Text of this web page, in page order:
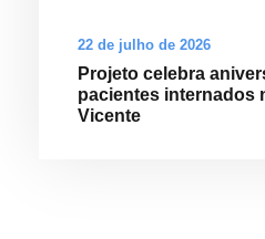
22 de julho de 2026
Projeto celebra
pacientes internados
Vicente